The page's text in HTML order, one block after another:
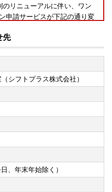
リニューアルに伴い、ワン
申請サービスが下記の通り変
ワンストップ特例申請をご希
い。
附や複数自治体様へのワンス
ことができます。
いませ。
サービス「ふるまど」をご利
先
シフトプラス株式会社）
、年末年始除く）